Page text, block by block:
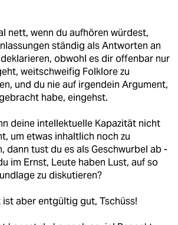
nett, wenn du aufhören würdest,
ständig als Antworten an
obwohl es dir offenbar nur
weitschweifig Folklore zu
und du nie auf irgendein Argument,
habe, eingehst.
deine intellektuelle Kapazität nicht
um etwas inhaltlich noch zu
dann tust du es als Geschwurbel ab -
im Ernst, Leute haben Lust, auf so
zu diskutieren?
ist aber entgültig gut, Tschüss!